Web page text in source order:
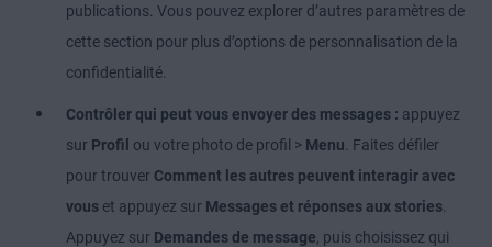
publications. Vous pouvez explorer d’autres paramètres de
cette section pour plus d’options de personnalisation de la
confidentialité.
Contrôler qui peut vous envoyer des messages : appuyez
sur Profil ou votre photo de profil > Menu . Faites défiler
pour trouver Comment les autres peuvent interagir avec
vous et appuyez sur Messages et réponses aux stories
Appuyez sur Demandes de message , puis choisissez qui